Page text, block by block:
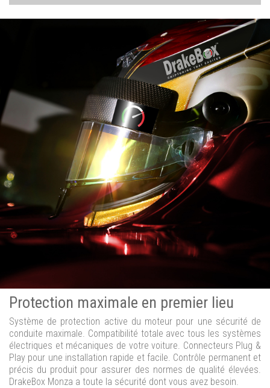
Protection maximale en premier lieu
Système de protection active du moteur pour une sécurité de
conduite maximale. Compatibilité totale avec tous les systèmes
électriques et mécaniques de votre voiture. Connecteurs Plug &
Play pour une installation rapide et facile. Contrôle permanent et
précis du produit pour assurer des normes de qualité élevées.
DrakeBox Monza a toute la sécurité dont vous avez besoin.